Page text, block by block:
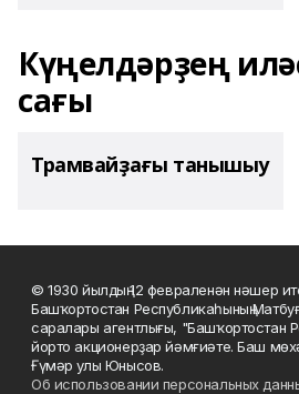
Күңелдәрҙең
сағы
Трамвайҙағы танышыу
© 1930 йылдың 12 февраленән нәшер
Башҡортостан Республикаһының
саралары агентлығы, "Башҡортостан
йорто акционерҙар йәмғиәте. Баш
Ғүмәр улы Юнысов.
Об использовании персональных